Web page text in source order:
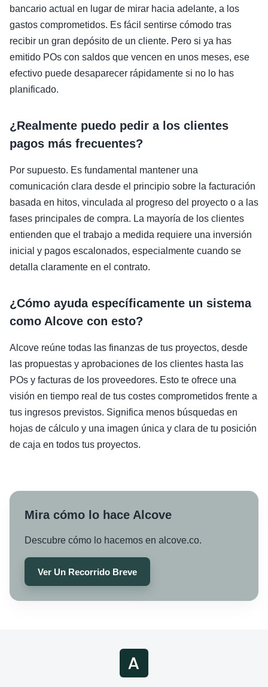
bancario actual en lugar de mirar hacia adelante, a los
gastos comprometidos. Es fácil sentirse cómodo tras
recibir un gran depósito de un cliente. Pero si ya has
emitido POs con saldos que vencen en unos meses, ese
efectivo puede desaparecer rápidamente si no lo has
planificado.
¿Realmente puedo pedir a los clientes
pagos más frecuentes?
Por supuesto. Es fundamental mantener una
comunicación clara desde el principio sobre la facturación
basada en hitos, vinculada al progreso del proyecto o a las
fases principales de compra. La mayoría de los clientes
entienden que el trabajo a medida requiere una inversión
inicial y pagos escalonados, especialmente cuando se
detalla claramente en el contrato.
¿Cómo ayuda específicamente un sistema
como Alcove con esto?
Alcove reúne todas las finanzas de tus proyectos, desde
las propuestas y aprobaciones de los clientes hasta las
POs y facturas de los proveedores. Esto te ofrece una
visión en tiempo real de tus costes comprometidos frente a
tus ingresos previstos. Significa menos búsquedas en
hojas de cálculo y una imagen única y clara de tu posición
de caja en todos tus proyectos.
Mira cómo lo hace Alcove
Descubre cómo lo hacemos en alcove.co.
Ver Un Recorrido Breve